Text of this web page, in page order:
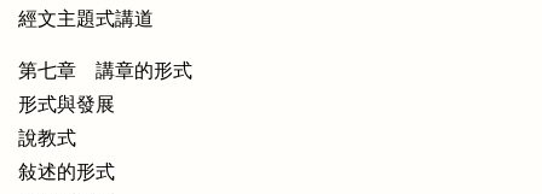
經文主題式講道
第七章 講章的形式
形式與發展
說教式
敍述的形式